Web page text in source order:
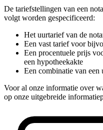
De tariefstellingen van een
volgt worden gespecificeerd:
Het uurtarief van de
Een vast tarief voor
Een procentuele prijs
een hypotheekakte
Een combinatie van een
Voor al onze informatie over
op onze uitgebreide